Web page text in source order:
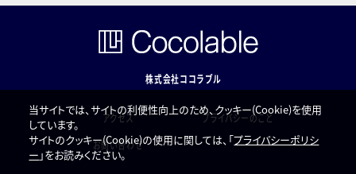
株式会社ココラブル
アクセス
プライバシーのこと
お問い合わせ
当サイトでは、サイトの利便性向上のため、クッキー(Cookie)を使用
しています。
サイトのクッキー(Cookie)の使用に関しては、「プライバシーポリシ
ー 」をお読みください。